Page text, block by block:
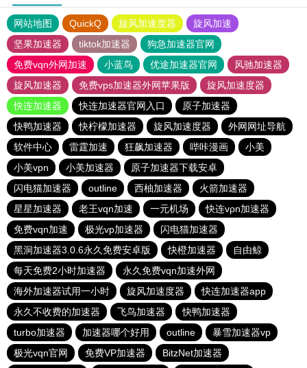
网站地图 QuickQ 旋风加速度器
旋风加速
坚果加速器
tiktok加速器
狗急加速器官网
免费vqn外网加速
小蓝鸟 优途加速器官网
风驰加速器
旋风加速器
免费vps加速器外网苹果版
旋风加速度器
快连加速器
快连加速器官网入口
原子加速器
快鸭加速器
快柠檬加速器 旋风加速度器
外网网址导航
软件中心
雷霆加速 狂飙加速器 哔咔漫画
小美
小美vpn
小美加速器
原子加速器下载安卓
闪电猫加速器
outline 西柚加速器
火箭加速器
星星加速器
老王vqn加速 一元机场
快连vρn加速器
免费vqn加速
极光vp加速器
闪电猫加速器
黑洞加速器3.0.6永久免费安卓版
快橙加速器
自由鲸
每天免费2小时加速器
永久免费vqn加速外网
海外加速器试用一小时
旋风加速度器
快连加速器app
永久不收费的加速器
飞鸟加速器
快鸭加速器
turbo加速器
加速器哪个好用 outline
暴雪加速器vp
极光vqn官网
免费VP加速器 BitzNet加速器